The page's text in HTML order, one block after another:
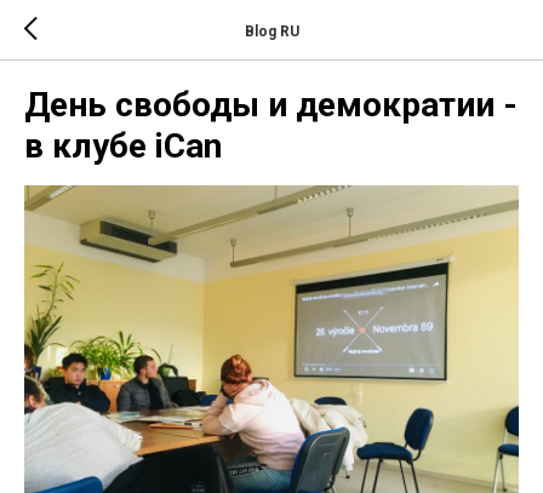
Blog RU
День свободы и демократии -
в клубе iCan